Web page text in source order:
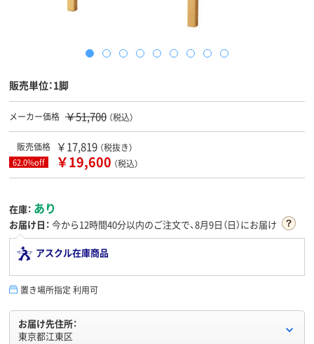
販売単位：1脚
メーカー価格 ￥51,700 （税込）
販売価格 ￥17,819 （税抜き）
62.0%off ￥19,600 （税込）
在庫： あり
お届け日： 今から12時間40分以内のご注文で、8月9日（日）にお届け
アスクル在庫商品
置き場所指定 利用可
お届け先住所：
東京都江東区